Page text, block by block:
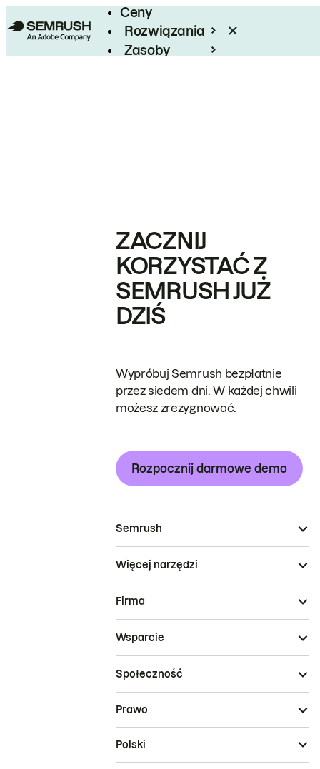
Ceny
Rozwiązania
Zasoby
ZACZNIJ
KORZYSTAĆ Z
SEMRUSH JUŻ
DZIŚ
Wypróbuj Semrush bezpłatnie
przez siedem dni. W każdej chwili
możesz zrezygnować.
Rozpocznij darmowe demo
Semrush
Więcej narzędzi
Firma
Wsparcie
Społeczność
Prawo
Polski